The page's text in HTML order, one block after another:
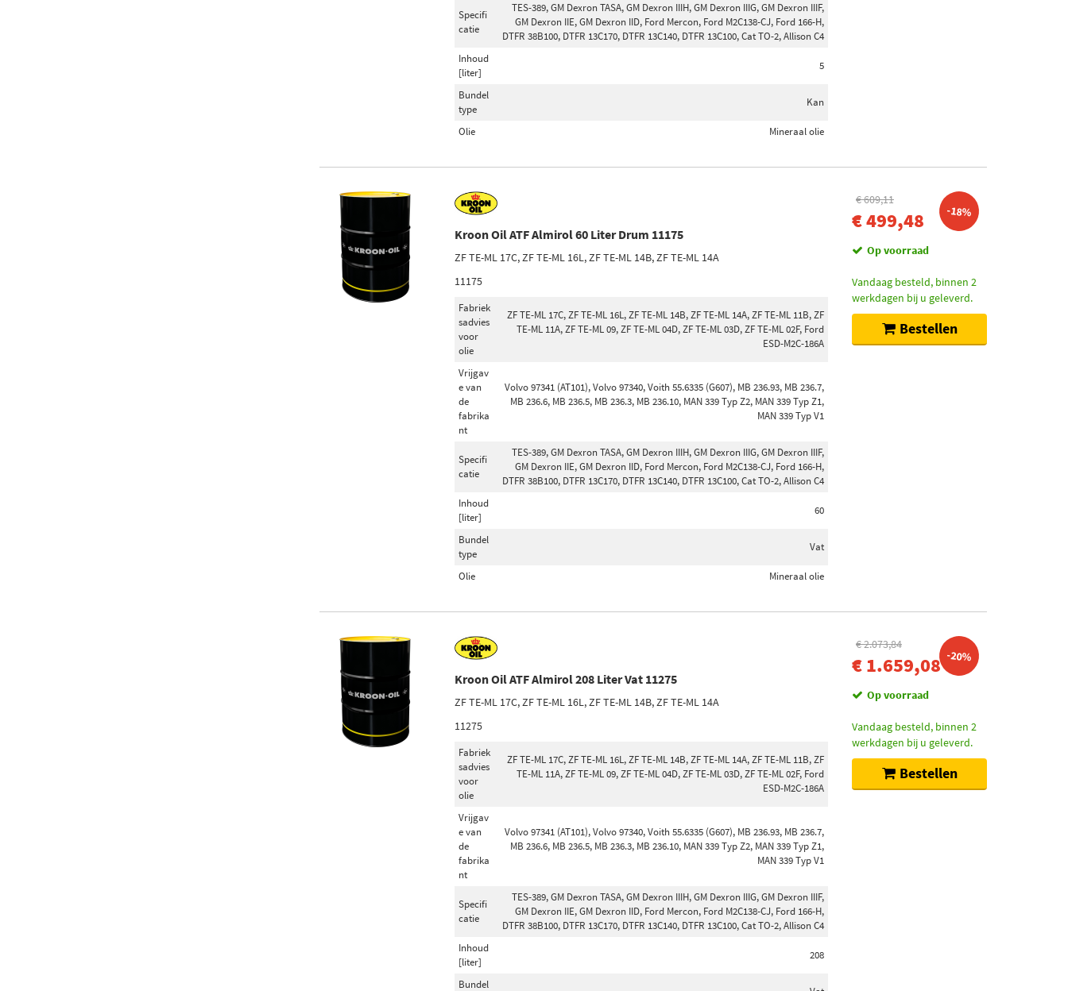
Specifi
catie
TES-389, GM Dexron TASA, GM Dexron IIIH, GM Dexron IIIG, GM Dexron IIIF,
GM Dexron IIE, GM Dexron IID, Ford Mercon, Ford M2C138-CJ, Ford 166-H,
DTFR 38B100, DTFR 13C170, DTFR 13C140, DTFR 13C100, Cat TO-2, Allison C4
Inhoud
[liter]
5
Bundel
type
Kan
Olie Mineraal olie
Kroon Oil ATF Almirol 60 Liter Drum 11175
ZF TE-ML 17C, ZF TE-ML 16L, ZF TE-ML 14B, ZF TE-ML 14A
11175
Fabriek
sadvies
voor
olie
ZF TE-ML 17C, ZF TE-ML 16L, ZF TE-ML 14B, ZF TE-ML 14A, ZF TE-ML 11B, ZF
TE-ML 11A, ZF TE-ML 09, ZF TE-ML 04D, ZF TE-ML 03D, ZF TE-ML 02F, Ford
ESD-M2C-186A
Vrijgav
e van
de
fabrika
nt
Volvo 97341 (AT101), Volvo 97340, Voith 55.6335 (G607), MB 236.93, MB 236.7,
MB 236.6, MB 236.5, MB 236.3, MB 236.10, MAN 339 Typ Z2, MAN 339 Typ Z1,
MAN 339 Typ V1
Specifi
catie
TES-389, GM Dexron TASA, GM Dexron IIIH, GM Dexron IIIG, GM Dexron IIIF,
GM Dexron IIE, GM Dexron IID, Ford Mercon, Ford M2C138-CJ, Ford 166-H,
DTFR 38B100, DTFR 13C170, DTFR 13C140, DTFR 13C100, Cat TO-2, Allison C4
Inhoud
[liter]
60
Bundel
type
Vat
Olie Mineraal olie
€ 609,11
€ 499,48 -18%
Op voorraad
Vandaag besteld, binnen 2
werkdagen bij u geleverd.
Bestellen
Kroon Oil ATF Almirol 208 Liter Vat 11275
ZF TE-ML 17C, ZF TE-ML 16L, ZF TE-ML 14B, ZF TE-ML 14A
11275
Fabriek
sadvies
voor
olie
ZF TE-ML 17C, ZF TE-ML 16L, ZF TE-ML 14B, ZF TE-ML 14A, ZF TE-ML 11B, ZF
TE-ML 11A, ZF TE-ML 09, ZF TE-ML 04D, ZF TE-ML 03D, ZF TE-ML 02F, Ford
ESD-M2C-186A
Vrijgav
e van
de
fabrika
nt
Volvo 97341 (AT101), Volvo 97340, Voith 55.6335 (G607), MB 236.93, MB 236.7,
MB 236.6, MB 236.5, MB 236.3, MB 236.10, MAN 339 Typ Z2, MAN 339 Typ Z1,
MAN 339 Typ V1
Specifi
catie
TES-389, GM Dexron TASA, GM Dexron IIIH, GM Dexron IIIG, GM Dexron IIIF,
GM Dexron IIE, GM Dexron IID, Ford Mercon, Ford M2C138-CJ, Ford 166-H,
DTFR 38B100, DTFR 13C170, DTFR 13C140, DTFR 13C100, Cat TO-2, Allison C4
Inhoud
[liter]
208
Bundel
€ 2.073,84
€ 1.659,08 -20%
Op voorraad
Vandaag besteld, binnen 2
werkdagen bij u geleverd.
Bestellen